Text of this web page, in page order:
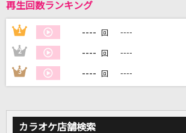
DAMの新曲・ランキングなど
DAMに会員登録・ログインして
再生回数ランキング
1 ---- 回 ----
2 ---- 回 ----
3 ---- 回 ----
カラオケ店舗検索